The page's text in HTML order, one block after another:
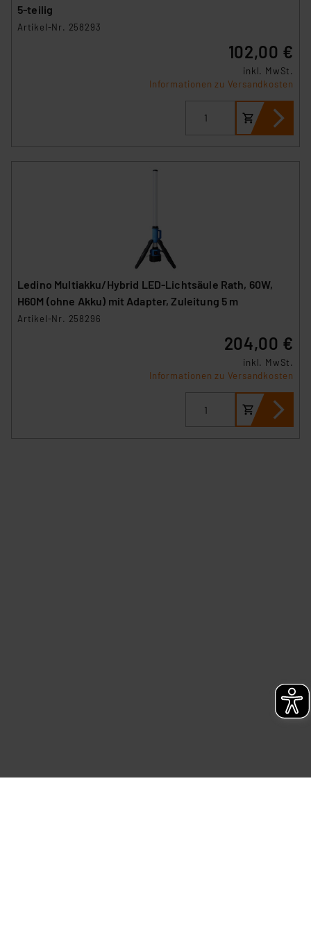
insbesondere der Art der übermittelten Daten,
verbundenen Risiken.“
5-teilig
Artikel-Nr. 258293
102,00 €
inkl. MwSt.
Informationen zu Versandkosten
Ledino Multiakku/Hybrid LED-Lichtsäule Rath, 60W,
H60M (ohne Akku) mit Adapter, Zuleitung 5 m
Artikel-Nr. 258296
204,00 €
inkl. MwSt.
Informationen zu Versandkosten